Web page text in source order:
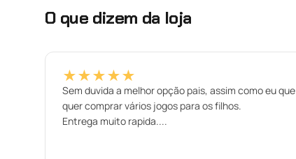
O que dizem da loja
★★★★★
Sem duvida a melhor opção pais, assim como eu que
quer comprar vários jogos para os filhos.
Entrega muito rapida....